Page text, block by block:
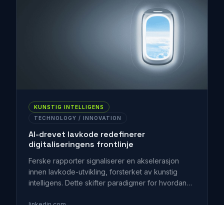
KUNSTIG INTELLIGENS
TECHNOLOGY / INNOVATION
AI-drevet lavkode redefinerer
digitaliseringens frontlinje
Ferske rapporter signaliserer en akselerasjon
innen lavkode-utvikling, forsterket av kunstig
intelligens. Dette skifter paradigmer for hvordan